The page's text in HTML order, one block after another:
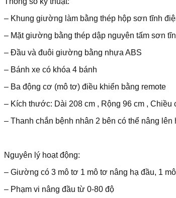
– Khung giường làm bằng thép hộp sơn tĩnh
– Mặt giường bằng thép dập nguyên tấm sơn
– Đầu và đuôi giường bằng nhựa ABS
– Bánh xe có khóa 4 bánh
– Ba động cơ (mô tơ) điều khiển bằng remote
– Kích thước: Dài 208 cm , Rộng 96 cm ,
– Thanh chắn bệnh nhân 2 bên có thể nâng lên
Nguyên lý hoạt động:
– Giường có 3 mô tơ 1 mô tơ nâng hạ đầu, 1
– Phạm vi nâng đầu từ 0-80 độ